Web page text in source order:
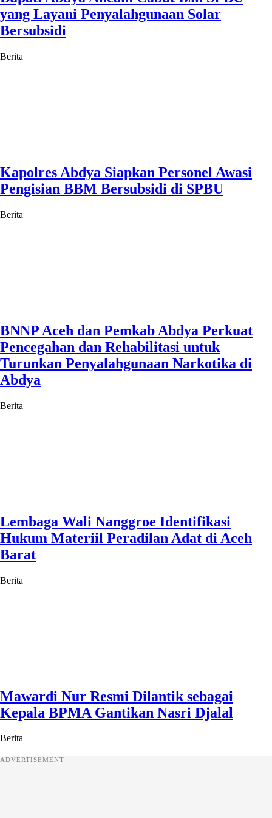
yang Layani Penyalahgunaan Solar
Bersubsidi
Berita
Kapolres Abdya Siapkan Personel Awasi
Pengisian BBM Bersubsidi di SPBU
Berita
BNNP Aceh dan Pemkab Abdya Perkuat
Pencegahan dan Rehabilitasi untuk
Turunkan Penyalahgunaan Narkotika di
Abdya
Berita
Lembaga Wali Nanggroe Identifikasi
Hukum Materiil Peradilan Adat di Aceh
Barat
Berita
Mawardi Nur Resmi Dilantik sebagai
Kepala BPMA Gantikan Nasri Djalal
Berita
ADVERTISEMENT